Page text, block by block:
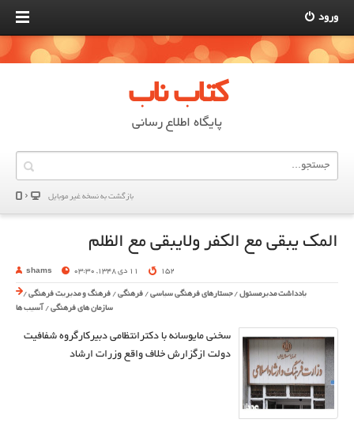
ورود
کتاب ناب
پایگاه اطلاع رسانی
بازگشت به نسخه غير موبایل
المک یبقی مع الکفر ولایبقی مع الظلم
shams 11 دی 1348, 03:30 152
یادداشت مدیرمسئول /جستارهای فرهنگی سیاسی / فرهنگی / فرهنگ و مدیریت فرهنگی /
سازمان های فرهنگی / آسیب ها
سخنی مایوسانه با دکترانتظامی دبیرکارگروه شفافیت
دولت ازگزارش خلاف واقع وزرات ارشاد